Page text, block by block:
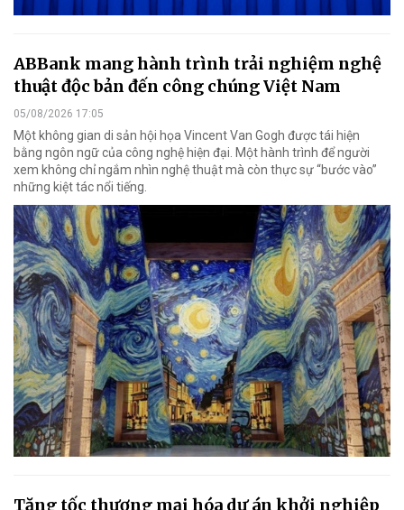
ABBank mang hành trình trải nghiệm nghệ
thuật độc bản đến công chúng Việt Nam
05/08/2026 17:05
Một không gian di sản hội họa Vincent Van Gogh được tái hiện
bằng ngôn ngữ của công nghệ hiện đại. Một hành trình để người
xem không chỉ ngắm nhìn nghệ thuật mà còn thực sự “bước vào”
những kiệt tác nổi tiếng.
Tăng tốc thương mại hóa dự án khởi nghiệp